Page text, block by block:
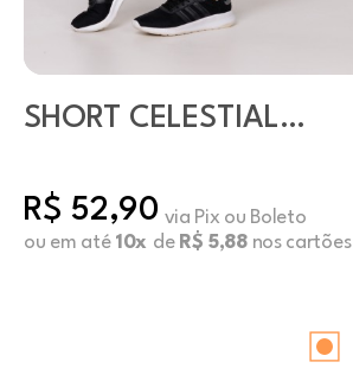
SHORT CELESTIAL
R$ 52,90 via Pix ou Boleto
ou em até 10x de R$ 5,88nos cartões